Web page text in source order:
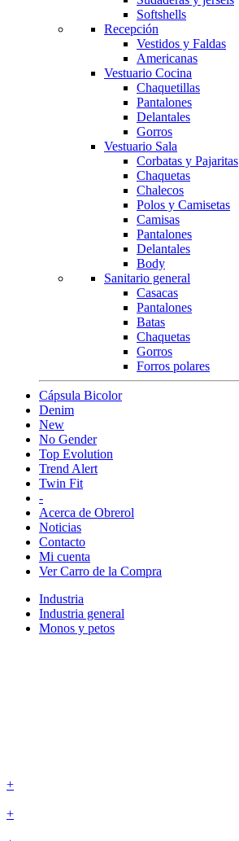
Softshells
Recepción
Vestidos y Faldas
Americanas
Vestuario Cocina
Chaquetillas
Pantalones
Delantales
Gorros
Vestuario Sala
Corbatas y Pajaritas
Chaquetas
Chalecos
Polos y Camisetas
Camisas
Pantalones
Delantales
Body
Sanitario general
Casacas
Pantalones
Batas
Chaquetas
Gorros
Forros polares
Cápsula Bicolor
Denim
New
No Gender
Top Evolution
Trend Alert
Twin Fit
-
Acerca de Obrerol
Noticias
Contacto
Mi cuenta
Ver Carro de la Compra
Industria
Industria general
Monos y petos
+
+